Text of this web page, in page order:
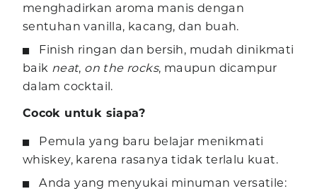
menghadirkan aroma manis dengan
sentuhan vanilla, kacang, dan buah.
Finish ringan dan bersih, mudah dinikmati
baik neat, on the rocks, maupun dicampur
dalam cocktail.
Cocok untuk siapa?
Pemula yang baru belajar menikmati
whiskey, karena rasanya tidak terlalu kuat.
Anda yang menyukai minuman versatile: